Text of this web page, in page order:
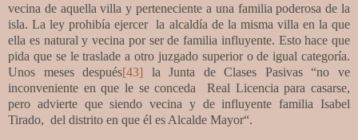
vecina de aquella villa y perteneciente a una familia poderosa de la
isla. La ley prohibía ejercer la alcaldía de la misma villa en la que
ella es natural y vecina por ser de familia influyente. Esto hace que
pida que se le traslade a otro juzgado superior o de igual categoría.
Unos meses después[43] la Junta de Clases Pasivas “no ve
inconveniente en que le se conceda
Real Licencia para casarse,
pero advierte que siendo vecina y de influyente familia Isabel
Tirado, del distrito en que él es Alcalde Mayor“.